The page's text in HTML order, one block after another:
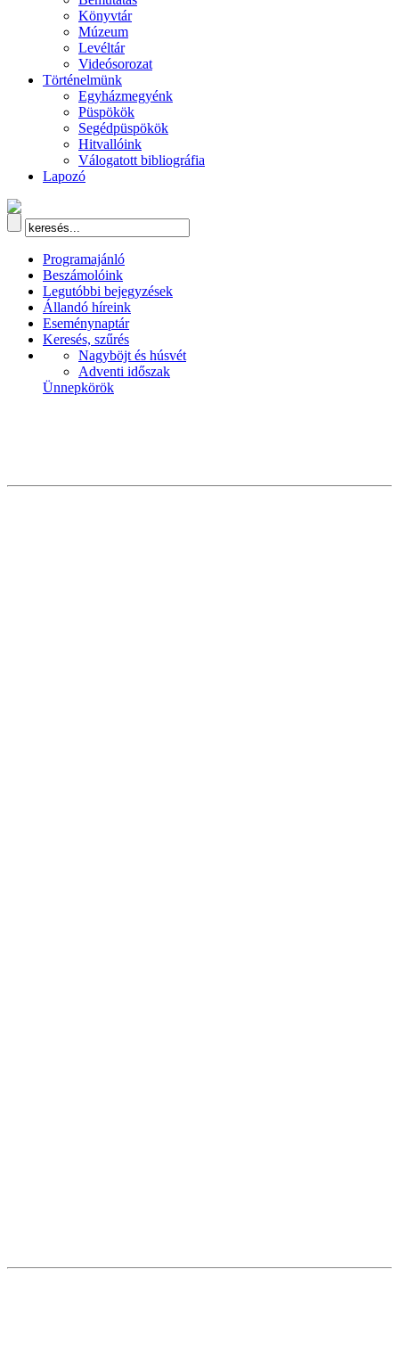
Könyvtár
Múzeum
Levéltár
Videósorozat
Történelmünk
Egyházmegyénk
Püspökök
Segédpüspökök
Hitvallóink
Válogatott bibliográfia
Lapozó
Programajánló
Beszámolóink
Legutóbbi bejegyzések
Állandó híreink
Eseménynaptár
Keresés, szűrés
Nagyböjt és húsvét
Adventi időszak
Ünnepkörök